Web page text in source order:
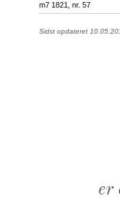
m7 1821, nr. 57
Sidst opdateret
er